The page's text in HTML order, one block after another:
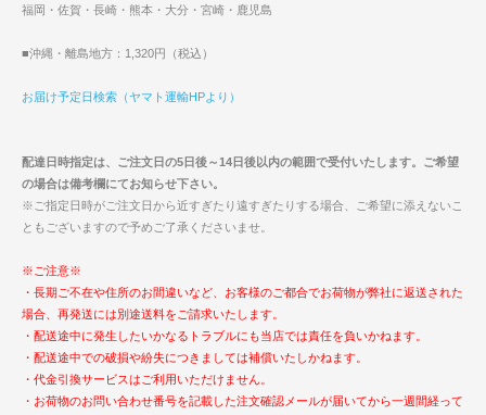
福岡・佐賀・長崎・熊本・大分・宮崎・鹿児島
■沖縄・離島地方：1,320円（税込）
お届け予定日検索（ヤマト運輸HPより）
配達日時指定は、ご注文日の5日後～14日後以内の範囲で受付いたします。ご希望
の場合は備考欄にてお知らせ下さい。
※ご指定日時がご注文日から近すぎたり遠すぎたりする場合、ご希望に添えないこ
ともございますので予めご了承くださいませ。
※ご注意※
・長期ご不在や住所のお間違いなど、お客様のご都合でお荷物が弊社に返送された
場合、再発送には別途送料をご請求いたします。
・配送途中に発生したいかなるトラブルにも当店では責任を負いかねます。
・配送途中での破損や紛失につきましては補償いたしかねます。
・代金引換サービスはご利用いただけません。
・お荷物のお問い合わせ番号を記載した注文確認メールが届いてから一週間経って